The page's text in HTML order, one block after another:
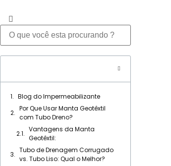
Blog do Impermeabilizante
Por Que Usar Manta Geotêxtil
com Tubo Dreno?
Vantagens da Manta
Geotêxtil:
Tubo de Drenagem Corrugado
vs. Tubo Liso: Qual o Melhor?